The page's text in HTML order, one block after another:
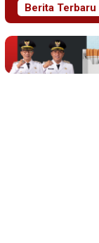
Berita Terbaru
Pimrus